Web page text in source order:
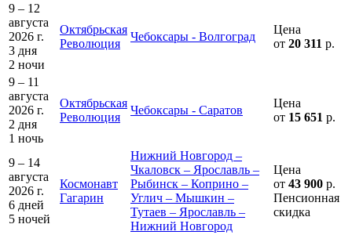
9 – 12
августа
2026 г.
3 дня
2 ночи
Октябрьская
Революция
Чебоксары - Волгоград
Цена
от 20 311 р.
9 – 11
августа
2026 г.
2 дня
1 ночь
Октябрьская
Революция
Чебоксары - Саратов
Цена
от 15 651 р.
9 – 14
августа
2026 г.
6 дней
5 ночей
Космонавт
Гагарин
Нижний Новгород –
Чкаловск – Ярославль –
Рыбинск – Коприно –
Углич – Мышкин –
Тутаев – Ярославль –
Нижний Новгород
Цена
от 43 900 р.
Пенсионная
скидка